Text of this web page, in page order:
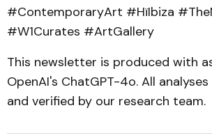
#ContemporaryArt #HïIbiza
#W1Curates #ArtGallery
This newsletter is produced with
OpenAI's ChatGPT-4o. All
and verified by our research team.